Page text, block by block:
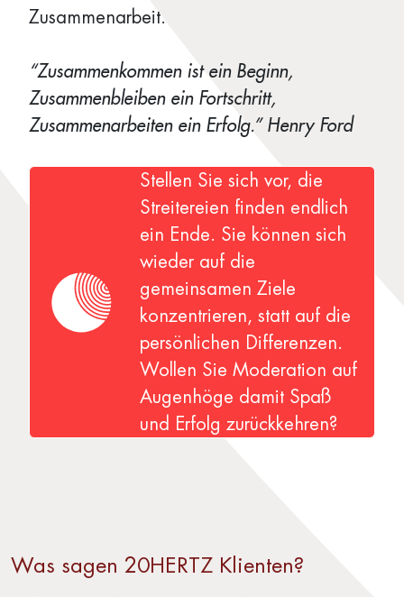
Zusammenarbeit.
“Zusammenkommen ist ein Beginn,
Zusammenbleiben ein Fortschritt,
Zusammenarbeiten ein Erfolg.” Henry Ford
Stellen Sie sich vor, die
Streitereien finden endlich
ein Ende. Sie können sich
wieder auf die
gemeinsamen Ziele
konzentrieren, statt auf die
persönlichen Differenzen.
Wollen Sie Moderation auf
Augenhöge damit Spaß
und Erfolg zurückkehren?
Was sagen 20HERTZ Klienten?